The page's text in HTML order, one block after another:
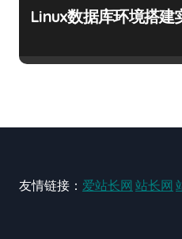
Linux数据库环境搭建
友情链接： 爱站长网 站长网